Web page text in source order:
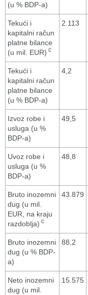
(u % BDP-a)
Tekući i
kapitalni račun
platne bilance
(u mil. EUR) c
2.113
Tekući i
kapitalni račun
platne bilance
(u % BDP-a)
4,2
Izvoz robe i
usluga (u %
BDP-a)
49,5
Uvoz robe i
usluga (u %
BDP-a)
48,8
Bruto inozemni
dug (u mil.
EUR, na kraju
razdoblja) c
43.879
Bruto inozemni
dug (u % BDP-
a)
88,2
Neto inozemni
dug (u mil.
15.575